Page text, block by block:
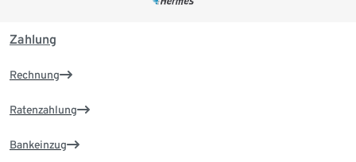
Zahlung
Rechnung
Ratenzahlung
Bankeinzug